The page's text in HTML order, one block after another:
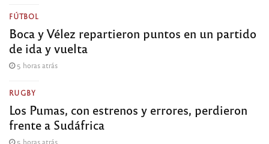
FÚTBOL
Boca y Vélez repartieron puntos en un partido
de ida y vuelta
5 horas atrás
RUGBY
Los Pumas, con estrenos y errores, perdieron
frente a Sudáfrica
5 horas atrás